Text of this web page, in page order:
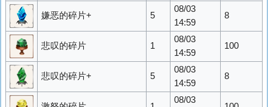
嫌恶的碎片+ 5
08/03
14:59
8
悲叹的碎片 1
08/03
14:59
100
悲叹的碎片+ 5
08/03
14:59
8
08/03